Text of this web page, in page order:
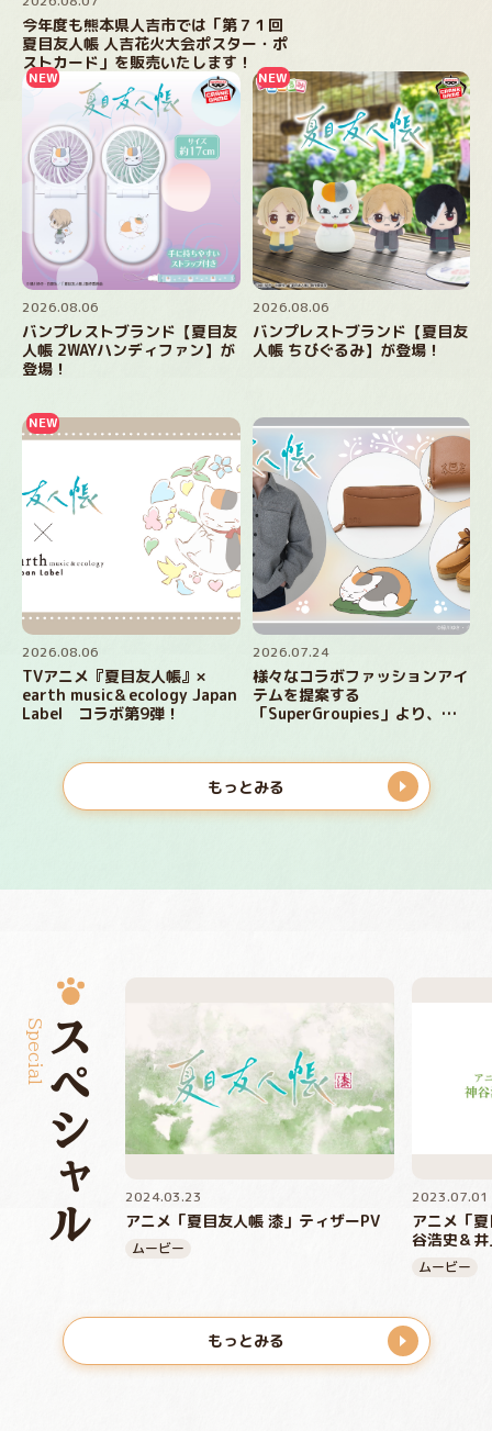
今年度も熊本県人吉市では「第７１回
夏目友人帳 人吉花火大会ポスター・ポ
ストカード」を販売いたします！
2026.08.06
バンプレストブランド【夏目友
人帳 2WAYハンディファン】が
登場！
2026.08.06
バンプレストブランド【夏目友
人帳 ちびぐるみ】が登場！
2026.08.06
TVアニメ『夏目友人帳』×
earth music＆ecology Japan
Label コラボ第9弾！
2026.07.24
様々なコラボファッションアイ
テムを提案する
「SuperGroupies」より、
もっとみる
Specialスペシャル 2024.03.23
アニメ「夏目友人帳 漆」ティザーPV
ムービー
2023.07.01
アニメ「
谷浩史＆
ムービー
もっとみる